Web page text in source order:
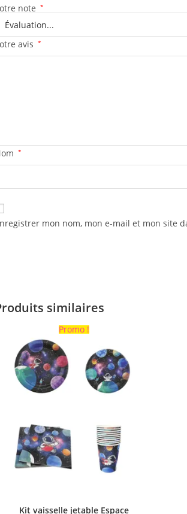
note *
avis *
*
mon nom, mon e-mail et mon site
similaires
Promo !
Kit vaisselle jetable Espace